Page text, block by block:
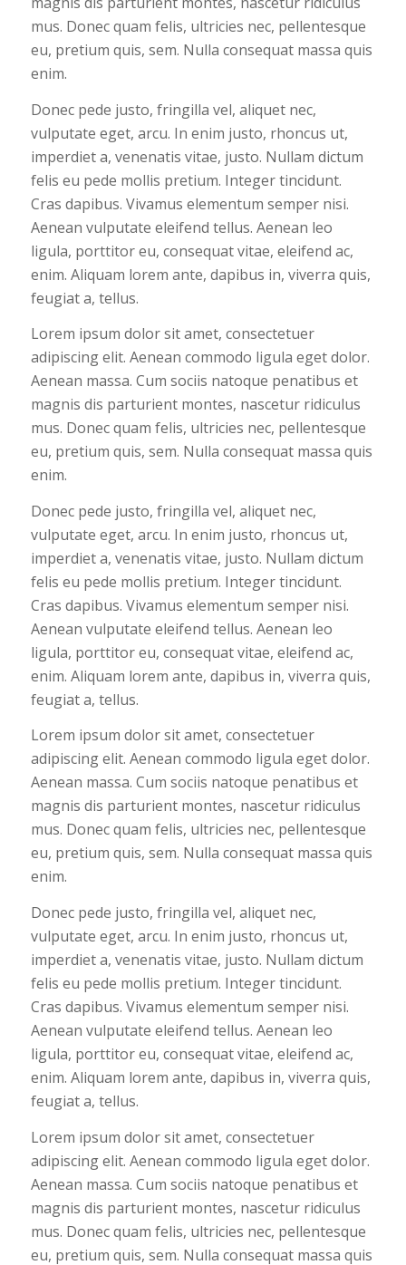
mus. Donec quam felis, ultricies nec, pellentesque
eu, pretium quis, sem. Nulla consequat massa quis
enim.
Donec pede justo, fringilla vel, aliquet nec,
vulputate eget, arcu. In enim justo, rhoncus ut,
imperdiet a, venenatis vitae, justo. Nullam dictum
felis eu pede mollis pretium. Integer tincidunt.
Cras dapibus. Vivamus elementum semper nisi.
Aenean vulputate eleifend tellus. Aenean leo
ligula, porttitor eu, consequat vitae, eleifend ac,
enim. Aliquam lorem ante, dapibus in, viverra quis,
feugiat a, tellus.
Lorem ipsum dolor sit amet, consectetuer
adipiscing elit. Aenean commodo ligula eget dolor.
Aenean massa. Cum sociis natoque penatibus et
magnis dis parturient montes, nascetur ridiculus
mus. Donec quam felis, ultricies nec, pellentesque
eu, pretium quis, sem. Nulla consequat massa quis
enim.
Donec pede justo, fringilla vel, aliquet nec,
vulputate eget, arcu. In enim justo, rhoncus ut,
imperdiet a, venenatis vitae, justo. Nullam dictum
felis eu pede mollis pretium. Integer tincidunt.
Cras dapibus. Vivamus elementum semper nisi.
Aenean vulputate eleifend tellus. Aenean leo
ligula, porttitor eu, consequat vitae, eleifend ac,
enim. Aliquam lorem ante, dapibus in, viverra quis,
feugiat a, tellus.
Lorem ipsum dolor sit amet, consectetuer
adipiscing elit. Aenean commodo ligula eget dolor.
Aenean massa. Cum sociis natoque penatibus et
magnis dis parturient montes, nascetur ridiculus
mus. Donec quam felis, ultricies nec, pellentesque
eu, pretium quis, sem. Nulla consequat massa quis
enim.
Donec pede justo, fringilla vel, aliquet nec,
vulputate eget, arcu. In enim justo, rhoncus ut,
imperdiet a, venenatis vitae, justo. Nullam dictum
felis eu pede mollis pretium. Integer tincidunt.
Cras dapibus. Vivamus elementum semper nisi.
Aenean vulputate eleifend tellus. Aenean leo
ligula, porttitor eu, consequat vitae, eleifend ac,
enim. Aliquam lorem ante, dapibus in, viverra quis,
feugiat a, tellus.
Lorem ipsum dolor sit amet, consectetuer
adipiscing elit. Aenean commodo ligula eget dolor.
Aenean massa. Cum sociis natoque penatibus et
magnis dis parturient montes, nascetur ridiculus
mus. Donec quam felis, ultricies nec, pellentesque
eu, pretium quis, sem. Nulla consequat massa quis